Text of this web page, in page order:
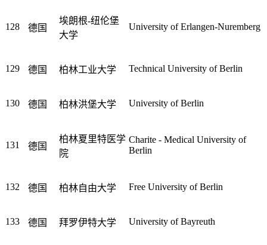
128 德国
埃朗根-纽伦堡
大学
University of Erlangen-Nuremberg
129 德国 柏林工业大学 Technical University of Berlin
130 德国 柏林洪堡大学 University of Berlin
131 德国
柏林夏里特医学
院
Charite - Medical University of
Berlin
132 德国 柏林自由大学 Free University of Berlin
133 德国 拜罗伊特大学 University of Bayreuth